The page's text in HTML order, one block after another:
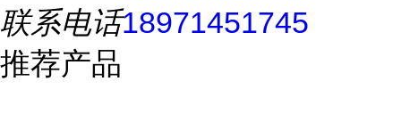
联系电话18971451745
推荐产品